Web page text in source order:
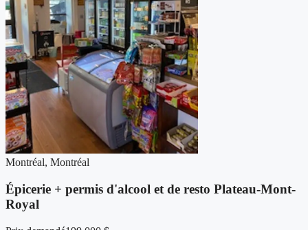
Montréal, Montréal
Épicerie + permis d'alcool et de resto Plateau-Mont-
Royal